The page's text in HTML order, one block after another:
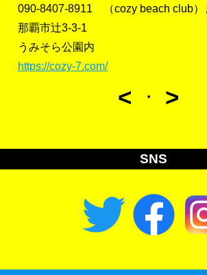
090-8407-8911 （cozy beach club）
那覇市辻3-3-1
うみそら公園内
https://cozy-7.com/
< ・ >
SNS